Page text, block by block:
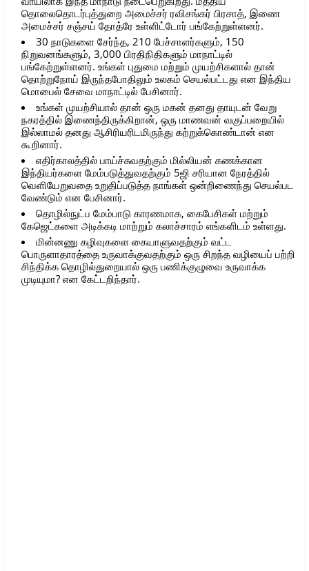
தொலைதொடர்புத்துறை அமைச்சர் ரவிசங்கர் பிரசாத், இணை
அமைச்சர் சஞ்சய் தோத்ரே உள்ளிட்டோர் பங்கேற்றுள்ளனர்.
30 நாடுகளை சேர்ந்த, 210 பேச்சாளர்களும், 150
நிறுவனங்களும், 3,000 பிரதிநிதிகளும் மாநாட்டில்
பங்கேற்றுள்ளனர். உங்கள் புதுமை மற்றும் முயற்சிகளால் தான்
தொற்றுநோய் இருந்தபோதிலும் உலகம் செயல்பட்டது என இந்திய
மொபைல் சேவை மாநாட்டில் பேசினார்.
உங்கள் முயற்சியால் தான் ஒரு மகன் தனது தாயுடன் வேறு
நகரத்தில் இணைந்திருக்கிறான், ஒரு மாணவன் வகுப்பறையில்
இல்லாமல் தனது ஆசிரியரிடமிருந்து கற்றுக்கொண்டான் என
கூறினார்.
எதிர்காலத்தில் பாய்ச்சுவதற்கும் மில்லியன் கணக்கான
இந்தியர்களை மேம்படுத்துவதற்கும் 5ஜி சரியான நேரத்தில்
வெளியேறுவதை உறுதிப்படுத்த நாங்கள் ஒன்றிணைந்து செயல்பட
வேண்டும் என பேசினார்.
தொழில்நுட்ப மேம்பாடு காரணமாக, கைபேசிகள் மற்றும்
கேஜெட்களை அடிக்கடி மாற்றும் கலாச்சாரம் எங்களிடம் உள்ளது.
மின்னணு கழிவுகளை கையாளுவதற்கும் வட்ட
பொருளாதாரத்தை உருவாக்குவதற்கும் ஒரு சிறந்த வழியைப் பற்றி
சிந்திக்க தொழில்துறையால் ஒரு பணிக்குழுவை உருவாக்க
முடியுமா? என கேட்டறிந்தார்.